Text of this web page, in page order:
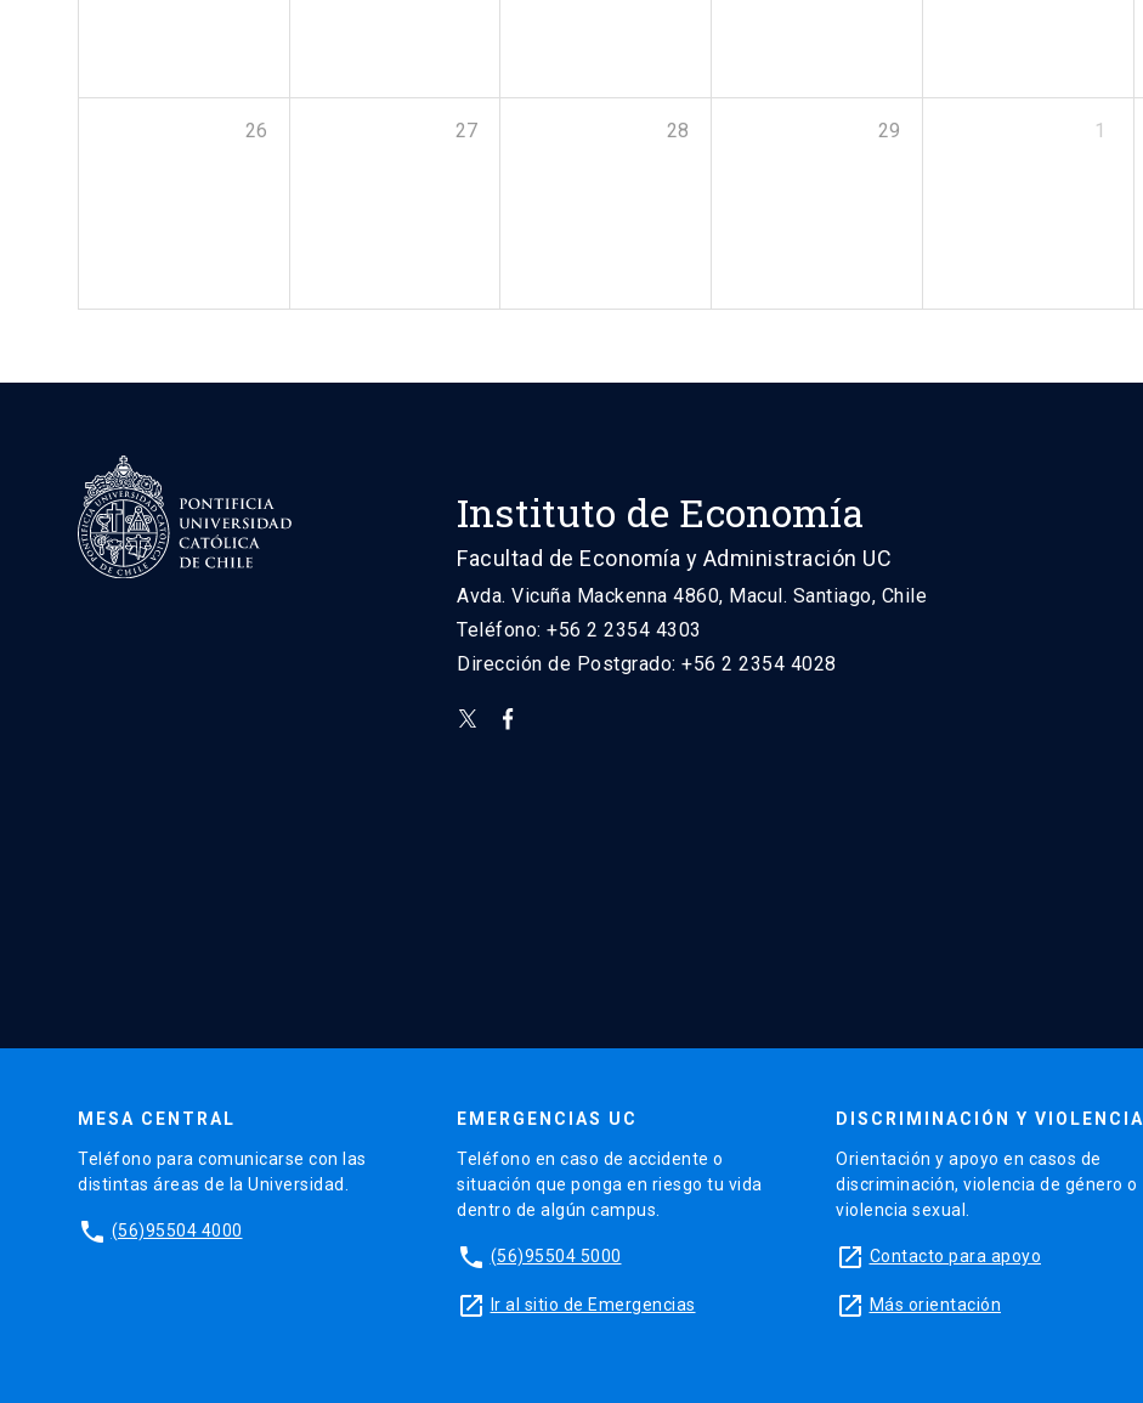
26 27 28 29 1
Instituto de Economía
Facultad de Economía y Administración UC
Avda. Vicuña Mackenna 4860, Macul. Santiago, Chile
Teléfono: +56 2 2354 4303
Dirección de Postgrado: +56 2 2354 4028
MESA CENTRAL
Teléfono para comunicarse con las
distintas áreas de la Universidad.
phone (56)95504 4000
EMERGENCIAS UC
Teléfono en caso de accidente o
situación que ponga en riesgo tu vida
dentro de algún campus.
phone (56)95504 5000
launch Ir al sitio de Emergencias
DISCRIMINACIÓN Y VIOLENCIA
Orientación y apoyo en casos de
discriminación, violencia de género o
violencia sexual.
launch Contacto para apoyo
launch Más orientación